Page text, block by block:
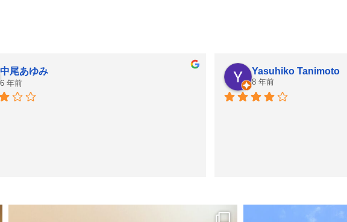
中尾あゆみ
6 年前
Yasuhiko Tanimoto
8 年前